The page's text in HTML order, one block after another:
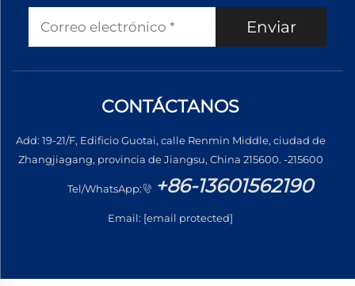
Enviar
CONTÁCTANOS
Add: 19-21/F, Edificio Guotai, calle Renmin Middle, ciudad de
Zhangjiagang, provincia de Jiangsu, China 215600. -215600
Tel/WhatsApp: +86-13601562190
Email: [email protected]